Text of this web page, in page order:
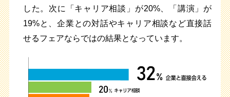
した。次に「キャリア相談」が20%、「講演」が
19%と、企業との対話やキャリア相談など直接話
せるフェアならではの結果となっています。